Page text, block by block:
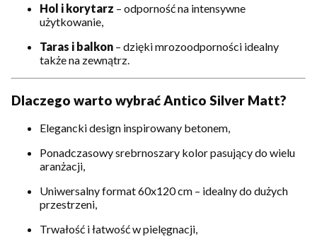
Hol i korytarz – odporność na intensywne
użytkowanie,
Taras i balkon – dzięki mrozoodporności idealny
także na zewnątrz.
Dlaczego warto wybrać Antico Silver Matt?
Elegancki design inspirowany betonem,
Ponadczasowy srebrnoszary kolor pasujący do wielu
aranżacji,
Uniwersalny format 60x120 cm – idealny do dużych
przestrzeni,
Trwałość i łatwość w pielęgnacji,